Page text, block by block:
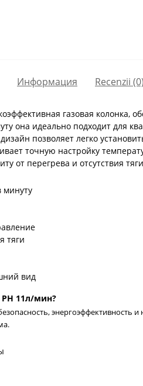
Информация Recenzii (0)
газовая колонка,
она идеально подходит для
позволяет легко
точную настройку
от перегрева и отсутствия
минуту
тяги
вид
PH 11л/мин?